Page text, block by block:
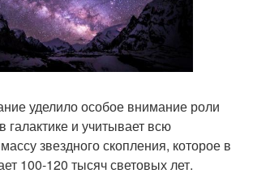
уделило особое внимание роли
галактике и учитывает всю
звездного скопления, которое в
100-120 тысяч световых лет.